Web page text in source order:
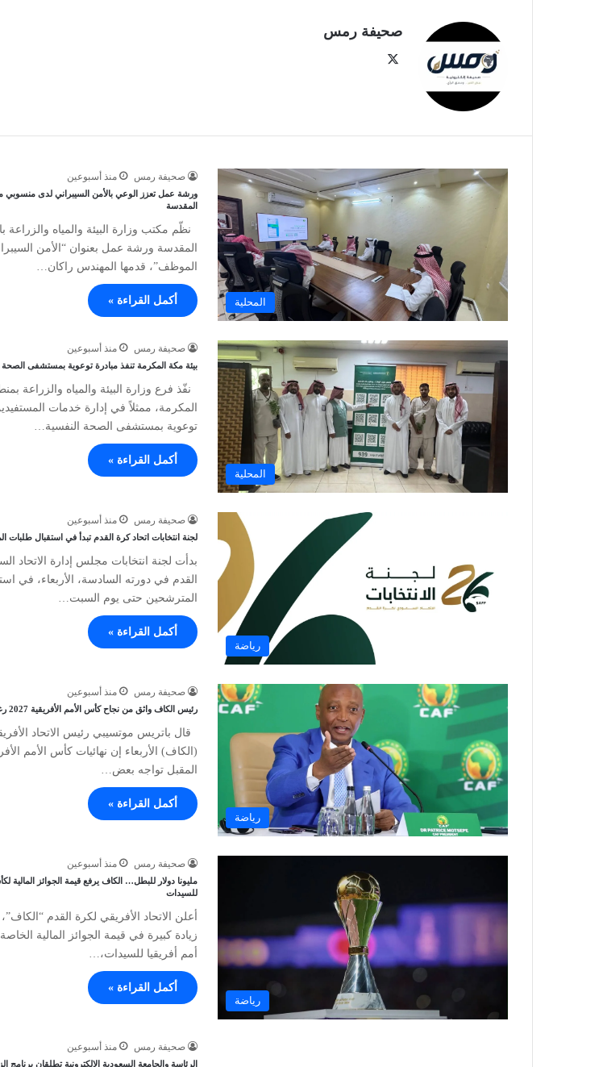
صحيفة رمس
المحلية
صحيفة رمس منذ أسبوعين
ورشة عمل تعزز الوعي بالأمن السيبراني لدى منسوبي
المقدسة
نظّم مكتب وزارة البيئة والمياه والزراعة
المقدسة ورشة عمل بعنوان “الأمن
الموظف”، قدمها المهندس راكان…
أكمل القراءة »
المحلية
صحيفة رمس منذ أسبوعين
بيئة مكة المكرمة تنفذ مبادرة توعوية بمستشفى الصحة
نفّذ فرع وزارة البيئة والمياه والزراعة
المكرمة، ممثلاً في إدارة خدمات
توعوية بمستشفى الصحة النفسية…
أكمل القراءة »
رياضة
صحيفة رمس منذ أسبوعين
لجنة انتخابات اتحاد كرة القدم تبدأ في استقبال طلبات
بدأت لجنة انتخابات مجلس إدارة الاتحاد
القدم في دورته السادسة، الأربعاء، في
المترشحين حتى يوم السبت…
أكمل القراءة »
رياضة
صحيفة رمس منذ أسبوعين
رئيس الكاف واثق من نجاح كأس الأمم الأفريقية 2027 رغم التحديات
قال باتريس موتسيبي رئيس الاتحاد
(الكاف) الأربعاء إن نهائيات كأس الأمم
المقبل تواجه بعض…
أكمل القراءة »
رياضة
صحيفة رمس منذ أسبوعين
مليونا دولار للبطل… الكاف يرفع قيمة الجوائز المالية
للسيدات
أعلن الاتحاد الأفريقي لكرة القدم
زيادة كبيرة في قيمة الجوائز المالية
أمم أفريقيا للسيدات،…
أكمل القراءة »
صحيفة رمس منذ أسبوعين
الرئاسة والجامعة السعودية الإلكترونية تطلقان برنامج